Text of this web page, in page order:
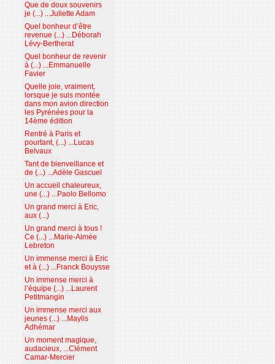
Que de doux souvenirs
je (...) ...Juliette Adam
Quel bonheur d’être
revenue (...) ...Déborah
Lévy-Bertherat
Quel bonheur de revenir
à (...) ...Emmanuelle
Favier
Quelle joie, vraiment,
lorsque je suis montée
dans mon avion direction
les Pyrénées pour la
14ème édition
Rentré à Paris et
pourtant, (...) ...Lucas
Belvaux
Tant de bienveillance et
de (...) ...Adèle Gascuel
Un accueil chaleureux,
une (...) ...Paolo Bellomo
Un grand merci à Eric,
aux (...)
Un grand merci à tous !
Ce (...) ...Marie-Aimée
Lebreton
Un immense merci à Eric
et à (...) ...Franck Bouysse
Un immense merci à
l’équipe (...) ...Laurent
Petitmangin
Un immense merci aux
jeunes (...) ...Maylis
Adhémar
Un moment magique,
audacieux, ...Clément
Camar-Mercier